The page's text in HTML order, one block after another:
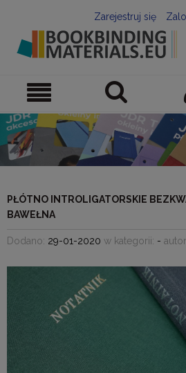
Zarejestruj się
PŁÓTNO INTROLIGATORSKIE
BAWEŁNA
Dodano: 29-01-2020 w kategorii: -